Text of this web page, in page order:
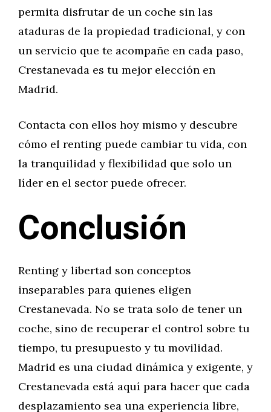
permita disfrutar de un coche sin las
ataduras de la propiedad tradicional, y con
un servicio que te acompañe en cada paso,
Crestanevada es tu mejor elección en
Madrid.
Contacta con ellos hoy mismo y descubre
cómo el renting puede cambiar tu vida, con
la tranquilidad y flexibilidad que solo un
líder en el sector puede ofrecer.
Conclusión
Renting y libertad son conceptos
inseparables para quienes eligen
Crestanevada. No se trata solo de tener un
coche, sino de recuperar el control sobre tu
tiempo, tu presupuesto y tu movilidad.
Madrid es una ciudad dinámica y exigente, y
Crestanevada está aquí para hacer que cada
desplazamiento sea una experiencia libre,